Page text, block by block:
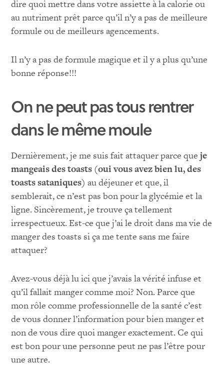
dire quoi mettre dans votre assiette à la calorie ou
au nutriment prêt parce qu’il n’y a pas de meilleure
formule ou de meilleurs agencements.
Il n’y a pas de formule magique et il y a plus qu’une
bonne réponse!!!
On ne peut pas tous rentrer
dans le même moule
Dernièrement, je me suis fait attaquer parce que je
mangeais des toasts (oui vous avez bien lu, des
toasts sataniques) au déjeuner et que, il
semblerait, ce n’est pas bon pour la glycémie et la
ligne. Sincèrement, je trouve ça tellement
irrespectueux. Est-ce que j’ai le droit dans ma vie de
manger des toasts si ça me tente sans me faire
attaquer?
Avez-vous déjà lu ici que j’avais la vérité infuse et
qu’il fallait manger comme moi? Non. Parce que
mon rôle comme professionnelle de la santé c’est
de vous donner l’information pour bien manger et
non de vous dire quoi manger exactement. Ce qui
est bon pour une personne peut ne pas l’être pour
une autre.